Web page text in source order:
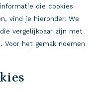
die cookies
vind je hieronder. We
vergelijkbaar zijn met
Voor het gemak noemen